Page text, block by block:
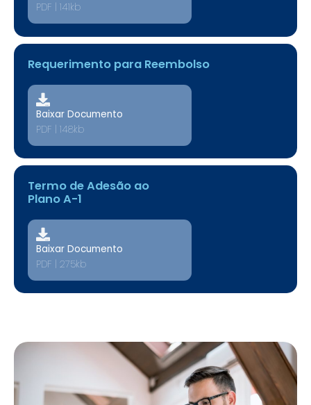
PDF | 141kb
Requerimento para Reembolso
Baixar Documento
PDF | 148kb
Termo de Adesão ao
Plano A-1
Baixar Documento
PDF | 275kb